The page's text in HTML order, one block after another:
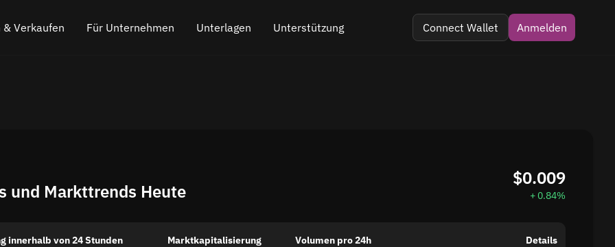
& Verkaufen Für Unternehmen
Asset-Listing
Unterlagen Unterstützung Connect Wallet Anmelden
und Markttrends Heute
$0.009
+ 0.84%
innerhalb von 24 Stunden Marktkapitalisierung Volumen pro 24h Details